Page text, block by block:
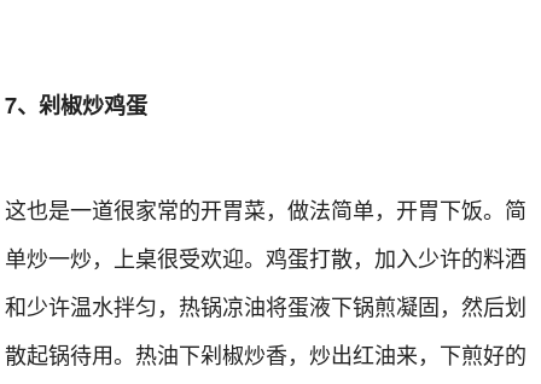
7、剁椒炒鸡蛋
这也是一道很家常的开胃菜，做法简单，开胃下饭。简
单炒一炒，上桌很受欢迎。鸡蛋打散，加入少许的料酒
和少许温水拌匀，热锅凉油将蛋液下锅煎凝固，然后划
散起锅待用。热油下剁椒炒香，炒出红油来，下煎好的